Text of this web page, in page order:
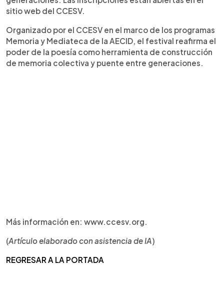
sitio web del CCESV.
Organizado por el CCESV en el marco de los programas
Memoria y Mediateca de la AECID, el festival reafirma el
poder de la poesía como herramienta de construcción
de memoria colectiva y puente entre generaciones.
Más información en: www.ccesv.org.
(Artículo elaborado con asistencia de IA)
REGRESAR A LA PORTADA